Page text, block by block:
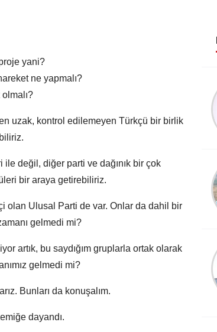
yani?
ne yapmalı?
olmalı?
uzak, kontrol edilemeyen Türkçü bir birlik
değil, diğer parti ve dağınık bir çok
bir araya getirebiliriz.
olan Ulusal Parti de var. Onlar da dahil bir
gelmedi mi?
artık, bu saydığım gruplarla ortak olarak
gelmedi mi?
Bunları da konuşalım.
dayandı.
Köksal Cengiz
Destanlar Burcundayım!
Şevket Sezer